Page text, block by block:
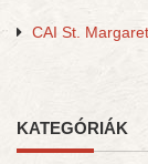
CAI St.
KATEGÓRIÁK